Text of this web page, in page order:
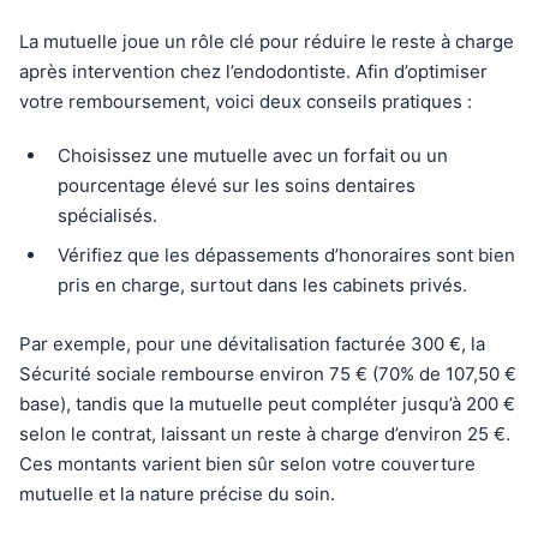
La mutuelle joue un rôle clé pour réduire le reste à charge
après intervention chez l’endodontiste. Afin d’optimiser
votre remboursement, voici deux conseils pratiques :
Choisissez une mutuelle avec un forfait ou un
pourcentage élevé sur les soins dentaires
spécialisés.
Vérifiez que les dépassements d’honoraires sont bien
pris en charge, surtout dans les cabinets privés.
Par exemple, pour une dévitalisation facturée 300 €, la
Sécurité sociale rembourse environ 75 € (70% de 107,50 €
base), tandis que la mutuelle peut compléter jusqu’à 200 €
selon le contrat, laissant un reste à charge d’environ 25 €.
Ces montants varient bien sûr selon votre couverture
mutuelle et la nature précise du soin.